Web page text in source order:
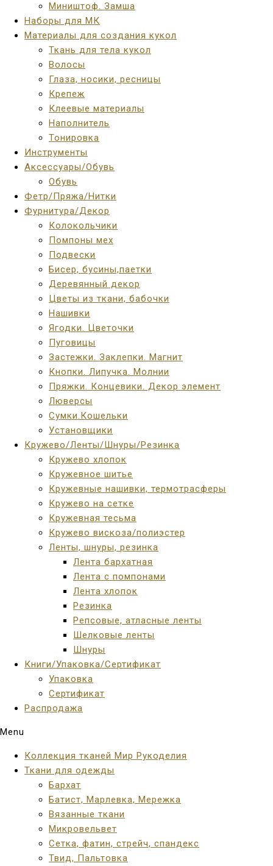
Миништоф. Замша
Наборы для МК
Материалы для создания кукол
Ткань для тела кукол
Волосы
Глаза, носики, ресницы
Крепеж
Клеевые материалы
Наполнитель
Тонировка
Инструменты
Аксессуары/Обувь
Обувь
Фетр/Пряжа/Нитки
Фурнитура/Декор
Колокольчики
Помпоны мех
Подвески
Бисер, бусины,паетки
Деревянный декор
Цветы из ткани, бабочки
Нашивки
Ягодки. Цветочки
Пуговицы
Застежки. Заклепки. Магнит
Кнопки. Липучка. Молнии
Пряжки. Концевики. Декор элемент
Люверсы
Сумки.Кошельки
Установщики
Кружево/Ленты/Шнуры/Резинка
Кружево хлопок
Кружевное шитье
Кружевные нашивки, термотрасферы
Кружево на сетке
Кружевная тесьма
Кружево вискоза/полиэстер
Ленты, шнуры, резинка
Лента бархатная
Лента с помпонами
Лента хлопок
Резинка
Репсовые, атласные ленты
Шелковые ленты
Шнуры
Книги/Упаковка/Сертификат
Упаковка
Сертификат
Распродажа
Menu
Коллекция тканей Мир Рукоделия
Ткани для одежды
Бархат
Батист, Марлевка, Мережка
Вязанные ткани
Микровельвет
Сетка, фатин, стрейч, спандекс
Твид, Пальтовка